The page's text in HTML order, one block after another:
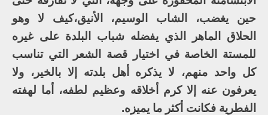
حين يغضب، الشاب الوسيم، الأنيق،كيف لا وهو
الحلاق الماهر الذي يفضله شباب البلدة على غيره
للمستة الخاصة في اختيار قصة الشعر التي تناسب
كل واحد منهم، لا يذكره أهل بلدته إلا بالخير، ولا
يعرفون عنه إلا كرم أخلاقه وعظيم لطفه، أما لهفته
الفطرية فكانت أكثر ما يميزه.